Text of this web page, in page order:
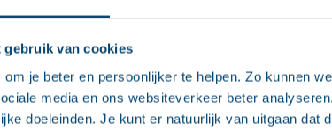
gebruik van cookies
je beter en persoonlijker te helpen. Zo kunnen
media en ons websiteverkeer beter
doeleinden. Je kunt er natuurlijk van uitgaan dat
Experience
Management
(CXM)